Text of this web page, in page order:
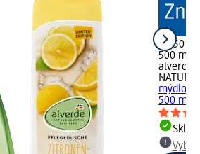
55,50 Kč
500 ml
alverde
mýdlo
500 ml